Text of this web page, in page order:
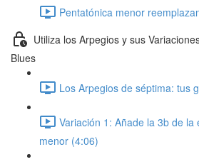
Pentatónica menor
Utiliza los Arpegios y sus
Blues
Los Arpegios de séptima: tus
Variación 1: Añade la 3b de la
menor (4:06)